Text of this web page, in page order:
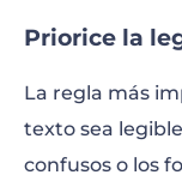
Priorice la
La regla más
texto sea
confusos o los